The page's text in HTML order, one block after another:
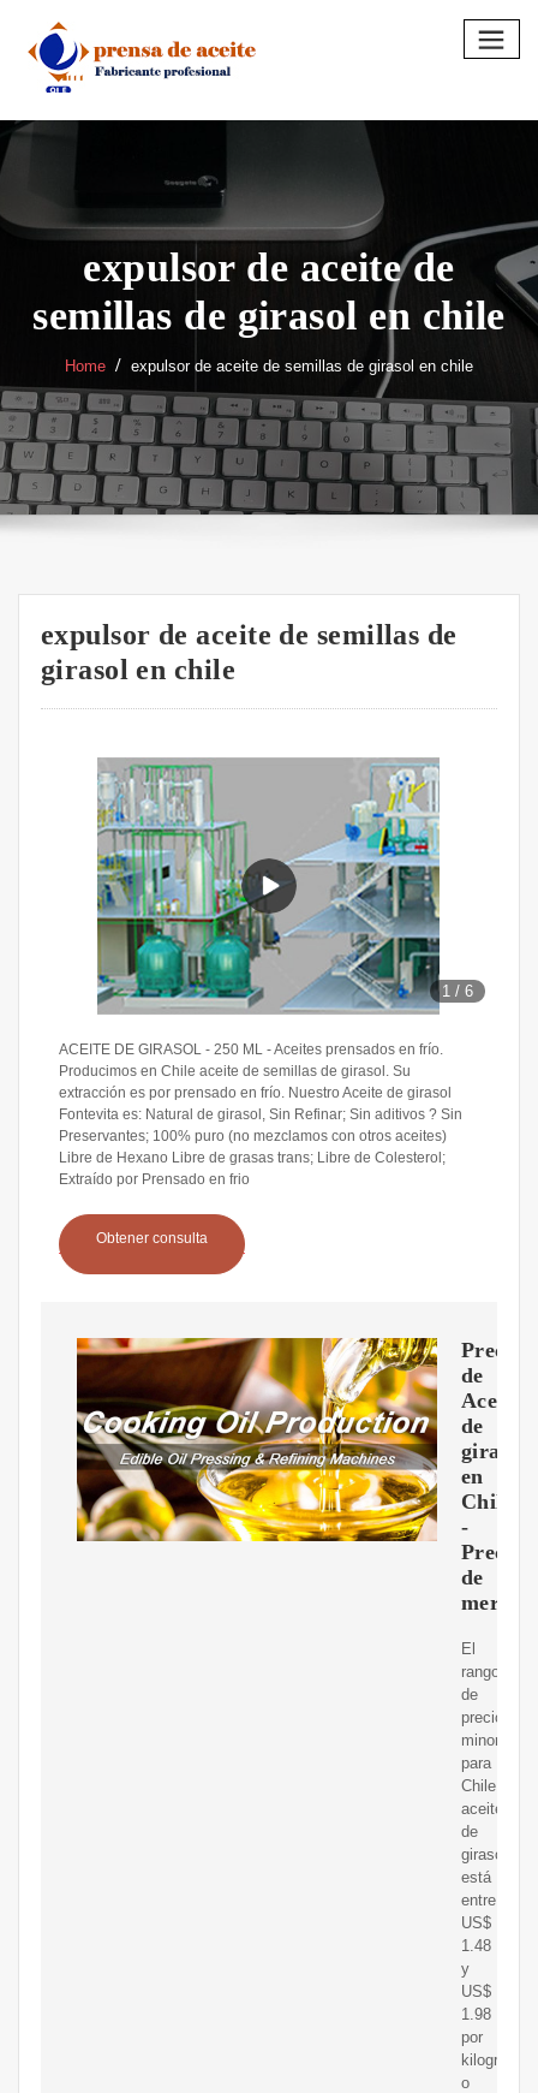
content
expulsor de aceite de
semillas de girasol en chile
Home expulsor de aceite de semillas de girasol en chile
expulsor de aceite de semillas de
girasol en chile
1 /6
ACEITE DE GIRASOL - 250 ML - Aceites prensados en frío.
Producimos en Chile aceite de semillas de girasol. Su
extracción es por prensado en frío. Nuestro Aceite de girasol
Fontevita es: Natural de girasol, Sin Refinar; Sin aditivos ? Sin
Preservantes; 100% puro (no mezclamos con otros aceites)
Libre de Hexano Libre de grasas trans; Libre de Colesterol;
Extraído por Prensado en frio
Obtener consulta
Precio
de
Aceite
de
girasol
en
Chile
-
Precios
de
El
rango
de
precio
minorista
para
Chile
aceite
de
girasol
está
entre
US$
1.48
y
US$
1.98
por
kilogramo
o